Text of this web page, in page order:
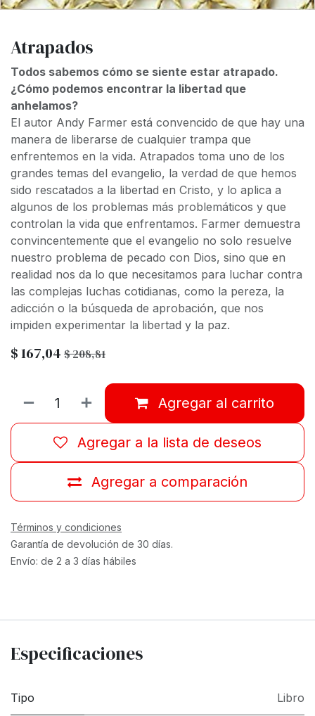
Atrapados
Todos sabemos cómo se siente estar atrapado.
¿Cómo podemos encontrar la libertad que
anhelamos?
El autor Andy Farmer está convencido de que hay una
manera de liberarse de cualquier trampa que
enfrentemos en la vida. Atrapados toma uno de los
grandes temas del evangelio, la verdad de que hemos
sido rescatados a la libertad en Cristo, y lo aplica a
algunos de los problemas más problemáticos y que
controlan la vida que enfrentamos. Farmer demuestra
convincentemente que el evangelio no solo resuelve
nuestro problema de pecado con Dios, sino que en
realidad nos da lo que necesitamos para luchar contra
las complejas luchas cotidianas, como la pereza, la
adicción o la búsqueda de aprobación, que nos
impiden experimentar la libertad y la paz.
$167,04 $208,81
Agregar al carrito
Agregar a comparación
Agregar a la lista de deseos
Términos y condiciones
Garantía de devolución de 30 días.
Envío: de 2 a 3 días hábiles
Especificaciones
Tipo Libro